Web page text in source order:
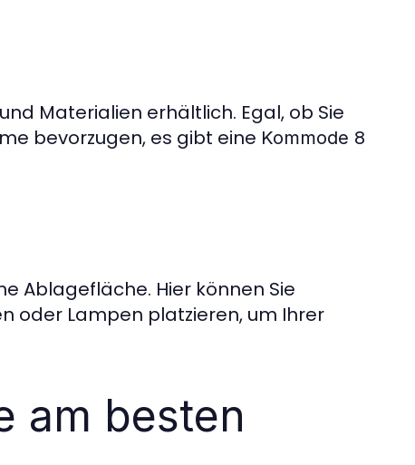
Materialien erhältlich. Egal, ob Sie
bevorzugen, es gibt eine Kommode 8
Ablagefläche. Hier können Sie
oder Lampen platzieren, um Ihrer
am besten